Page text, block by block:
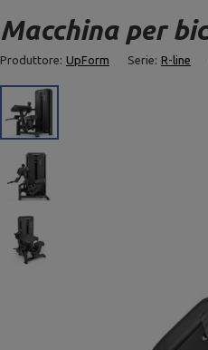
Macchina per
Produttore: UpForm Serie: R-line